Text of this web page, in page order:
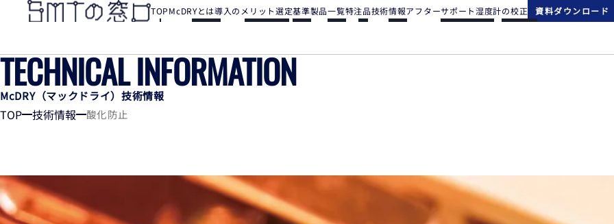
TOPMcDRYとは導入のメリット選定基準製品一覧特注品技術情報アフターサポート湿度計の校正 資料ダウンロード
TECHNICAL INFORMATION
McDRY（マックドライ）技術情報
TOP 技術情報 酸化防止